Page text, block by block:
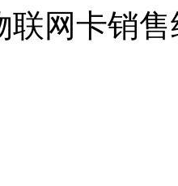
联网卡销